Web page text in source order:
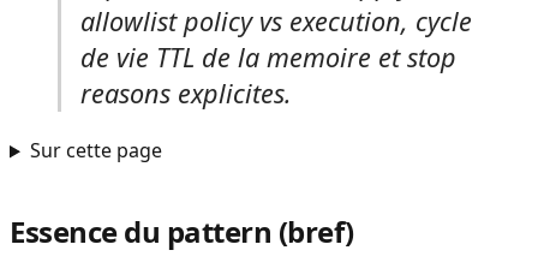
allowlist policy vs execution, cycle
de vie TTL de la memoire et stop
reasons explicites.
Sur cette page
Essence du pattern (bref)